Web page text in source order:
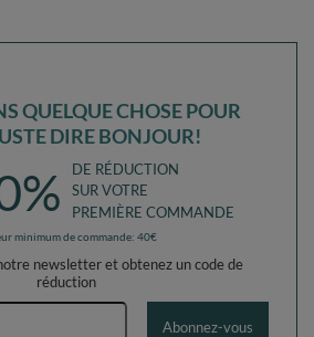
QUELQUE CHOSE POUR
DIRE BONJOUR!
DE RÉDUCTION
SUR VOTRE
PREMIÈRE COMMANDE
minimum de commande: 40€
newsletter et obtenez un code de
réduction
Adresse e-mail
Abonnez-vous